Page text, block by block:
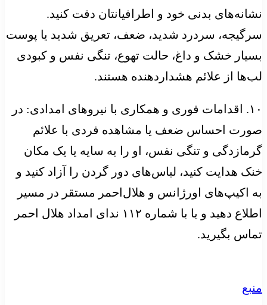
نشانه‌های بدنی خود و اطرافیانتان دقت کنید.
سرگیجه، سردرد شدید، ضعف، تعریق شدید یا پوست
بسیار خشک و داغ، حالت تهوع، تنگی نفس و کبودی
لب‌ها از علائم هشداردهنده هستند.
۱۰. اقدامات فوری و همکاری با نیروهای امدادی: در
صورت احساس ضعف یا مشاهده فردی با علائم
گرمازدگی و تنگی نفس، او را به سایه یا یک مکان
خنک هدایت کنید، لباس‌های دور گردن را آزاد کنید و
به اکیپ‌های اورژانس و هلال‌احمر مستقر در مسیر
اطلاع دهید و یا با شماره ۱۱۲ ندای امداد هلال‌ احمر
تماس بگیرید.
منبع